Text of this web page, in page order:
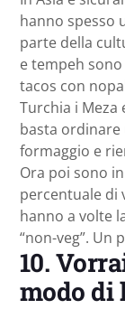
hanno spesso
parte della
e tempeh
tacos con
Turchia i Meza
basta ordinare
formaggio e
Ora poi sono in
percentuale di
hanno a volte
“non-veg”. Un
10.
modo di